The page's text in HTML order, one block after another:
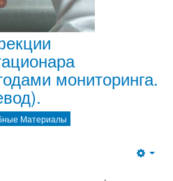
мониторинга.
Материалы